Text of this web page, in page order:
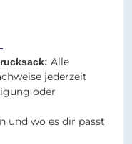
Alle
jederzeit
oder
und wo es dir passt